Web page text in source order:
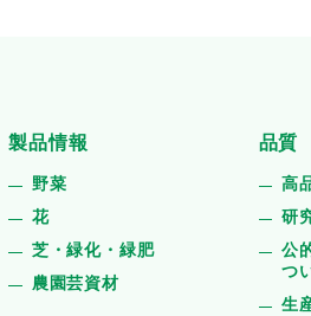
製品情報
野菜
花
芝・緑化・緑肥
農園芸資材
品質
高
研
公
つ
生